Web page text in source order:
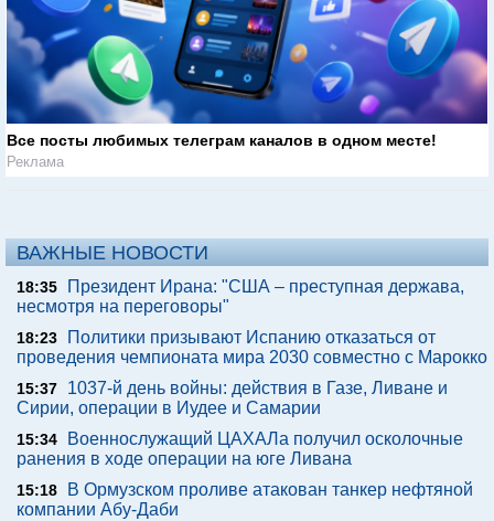
Все посты любимых телеграм каналов в одном месте!
Реклама
ВАЖНЫЕ НОВОСТИ
18:35
Президент Ирана: "США – преступная держава,
несмотря на переговоры"
18:23
Политики призывают Испанию отказаться от
проведения чемпионата мира 2030 совместно с Марокко
15:37
1037-й день войны: действия в Газе, Ливане и
Сирии, операции в Иудее и Самарии
15:34
Военнослужащий ЦАХАЛа получил осколочные
ранения в ходе операции на юге Ливана
15:18
В Ормузском проливе атакован танкер нефтяной
компании Абу-Даби